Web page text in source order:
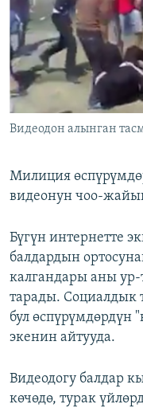
АЗАТТЫК+
ЫҢГАЙСЫЗ СУРООЛОР
ЭЕ/АРнун бардык
Видеодон алынган
Милиция
видеонун чоо-
Бүгүн интернетте
балдардын
калгандары аны
тарады. Социалдык
бул өспүрүмдөрдүн
экенин айтууда.
Видеодогу балдар
көчөдө, турак